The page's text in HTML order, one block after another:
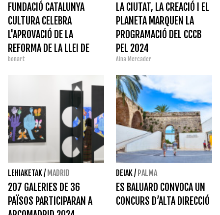
FUNDACIÓ CATALUNYA
CULTURA CELEBRA
L'APROVACIÓ DE LA
REFORMA DE LA LLEI DE
MECENATGE
bonart
LA CIUTAT, LA CREACIÓ I EL
PLANETA MARQUEN LA
PROGRAMACIÓ DEL CCCB
PEL 2024
Aina Mercader
LEHIAKETAK/ MADRID
207 GALERIES DE 36
PAÏSOS PARTICIPARAN A
DEIAK/ PALMA
ES BALUARD CONVOCA UN
CONCURS D’ALTA DIRECCIÓ